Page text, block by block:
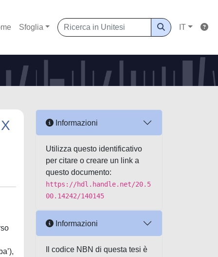
Sfoglia IT
Informazioni
Utilizza questo identificativo
per citare o creare un link a
questo documento:
https://hdl.handle.net/20.5
00.14242/140145
Informazioni
Il codice NBN di questa tesi è